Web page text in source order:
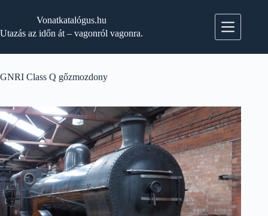
Vonatkatalógus.hu
Utazás az időn át – vagonról vagonra.
GNRI Class Q gőzmozdony